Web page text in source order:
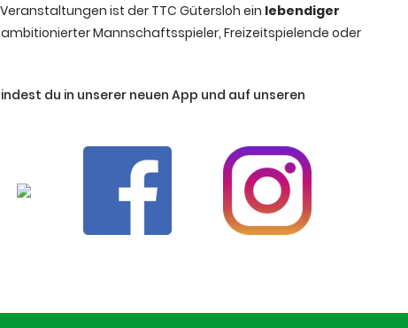
ist der TTC Gütersloh ein lebendiger
ambitionierter Mannschaftsspieler, Freizeitspielende oder
du in unserer neuen App und auf unseren